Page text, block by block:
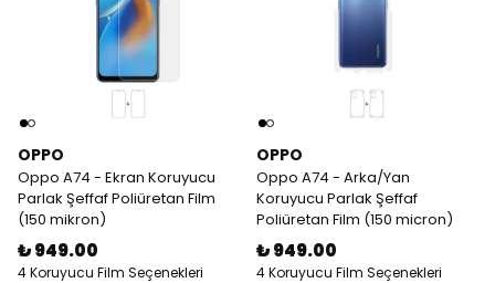
OPPO
Oppo A74 - Ekran Koruyucu
Parlak Şeffaf Poliüretan Film
(150 mikron)
₺ 949.00
4 Koruyucu Film Seçenekleri
OPPO
Oppo A74 - Arka/Yan
Koruyucu Parlak Şeffaf
Poliüretan Film (150 micron)
₺ 949.00
4 Koruyucu Film Seçenekleri